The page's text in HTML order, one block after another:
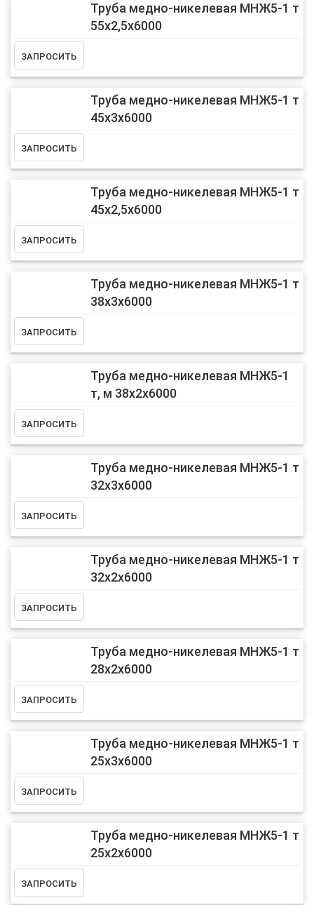
Труба медно-никелевая МНЖ5-1 т
55х2,5х6000
Труба медно-никелевая МНЖ5-1 т
45х3х6000
Труба медно-никелевая МНЖ5-1 т
45х2,5х6000
Труба медно-никелевая МНЖ5-1 т
38х3х6000
Труба медно-никелевая МНЖ5-1
т, м 38х2х6000
Труба медно-никелевая МНЖ5-1 т
32х3х6000
Труба медно-никелевая МНЖ5-1 т
32х2х6000
Труба медно-никелевая МНЖ5-1 т
28х2х6000
Труба медно-никелевая МНЖ5-1 т
25х3х6000
Труба медно-никелевая МНЖ5-1 т
25х2х6000